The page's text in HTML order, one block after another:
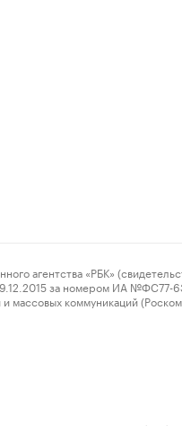
«РБК»
за номером ИА №ФС77-
массовых коммуникаций